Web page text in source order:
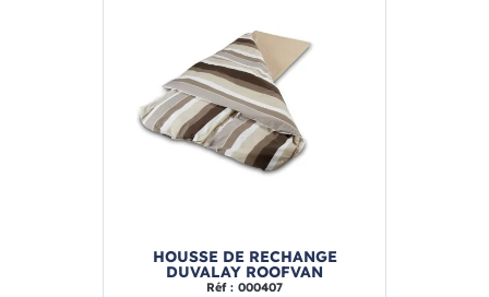
HOUSSE DE RECHANGE
DUVALAY ROOFVAN
Réf : 000407